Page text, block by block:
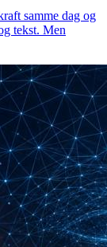
samme dag og
tekst. Men